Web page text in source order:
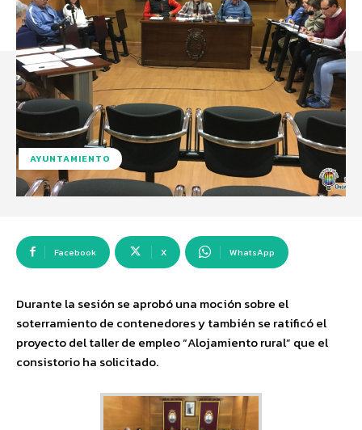
AYUNTAMIENTO
Facebook X WhatsApp
Durante la sesión se aprobó una moción sobre el
soterramiento de contenedores y también se ratificó el
proyecto del taller de empleo “Alojamiento rural” que el
consistorio ha solicitado.